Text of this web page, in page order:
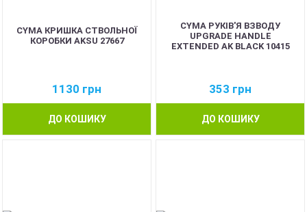
CYMA КРИШКА СТВОЛЬНОЇ
КОРОБКИ AKSU 27667
1130 грн
ДО КОШИКУ
CYMA РУКІВ'Я ВЗВОДУ
UPGRADE HANDLE
EXTENDED AK BLACK 10415
353 грн
ДО КОШИКУ